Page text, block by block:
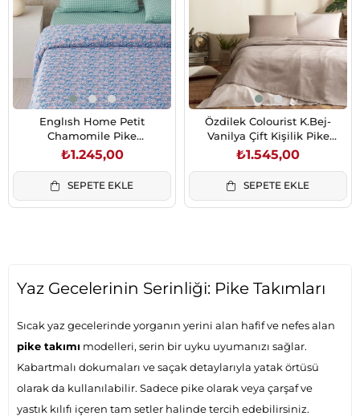
Englısh Home Petit
Chamomile Pike
Takımı,Pembe 150x220 cm
₺1.245,00
SEPETE EKLE
Özdilek Colourist K.Bej-
Vanilya Çift Kişilik Pike
Takımı
₺1.545,00
SEPETE EKLE
Yaz Gecelerinin Serinliği: Pike Takımları
Sıcak yaz gecelerinde yorganın yerini alan hafif ve nefes alan
pike takımı modelleri, serin bir uyku uyumanızı sağlar.
Kabartmalı dokumaları ve saçak detaylarıyla yatak örtüsü
olarak da kullanılabilir. Sadece pike olarak veya çarşaf ve
yastık kılıfı içeren tam setler halinde tercih edebilirsiniz.